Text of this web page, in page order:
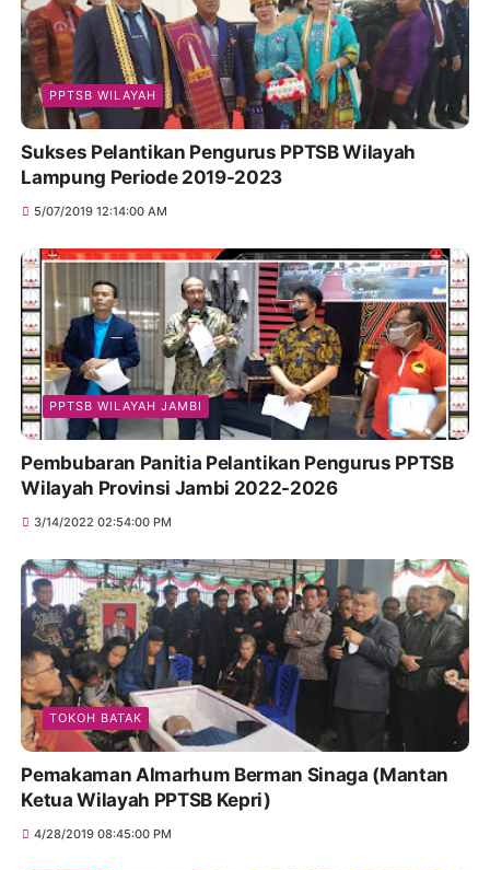
PPTSB WILAYAH
Sukses Pelantikan Pengurus PPTSB Wilayah
Lampung Periode 2019-2023
5/07/2019 12:14:00 AM
PPTSB WILAYAH JAMBI
Pembubaran Panitia Pelantikan Pengurus PPTSB
Wilayah Provinsi Jambi 2022-2026
3/14/2022 02:54:00 PM
TOKOH BATAK
Pemakaman Almarhum Berman Sinaga (Mantan
Ketua Wilayah PPTSB Kepri)
4/28/2019 08:45:00 PM